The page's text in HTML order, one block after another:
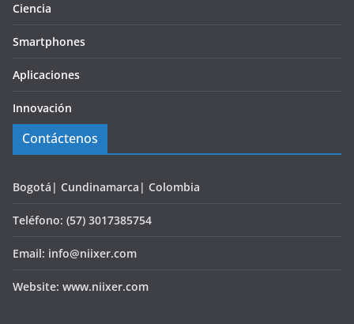
Ciencia
Smartphones
Aplicaciones
Innovación
Contáctenos
Bogotá| Cundinamarca| Colombia
Teléfono: (57) 3017385754
Email: info@niixer.com
Website: www.niixer.com